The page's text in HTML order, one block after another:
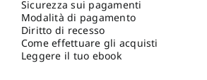
Sicurezza sui pagamenti
Modalità di pagamento
Diritto di recesso
Come effettuare gli acquisti
Leggere il tuo ebook